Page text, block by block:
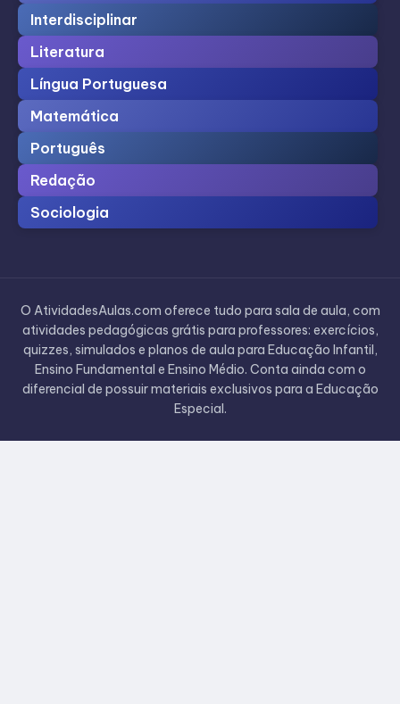
Interdisciplinar
Literatura
Língua Portuguesa
Matemática
Português
Redação
Sociologia
O AtividadesAulas.com oferece tudo para sala de aula, com
atividades pedagógicas grátis para professores: exercícios,
quizzes, simulados e planos de aula para Educação Infantil,
Ensino Fundamental e Ensino Médio. Conta ainda com o
diferencial de possuir materiais exclusivos para a Educação
Especial.